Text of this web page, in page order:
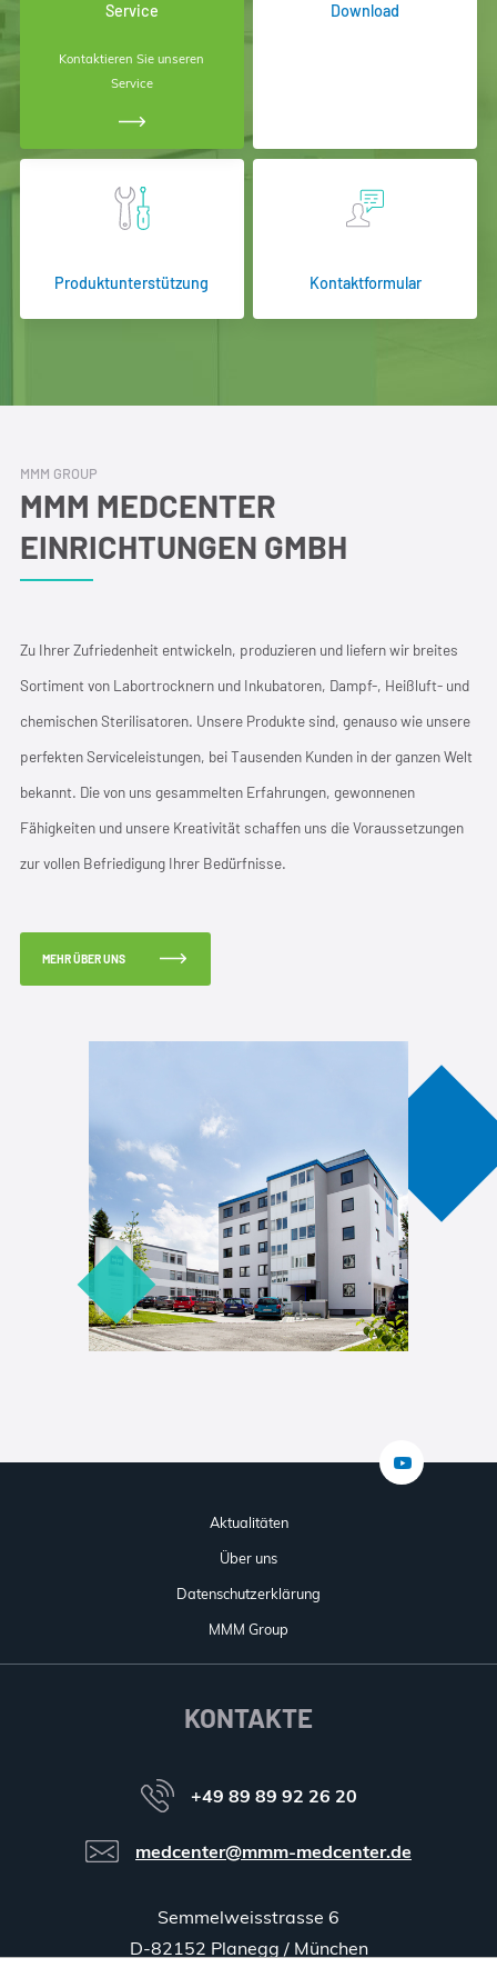
Service
Kontaktieren Sie unseren
Service
Download
Produktunterstützung Kontaktformular
MMM GROUP
MMM MEDCENTER
EINRICHTUNGEN GMBH
Zu Ihrer Zufriedenheit entwickeln, produzieren und liefern wir breites
Sortiment von Labortrocknern und Inkubatoren, Dampf-, Heißluft- und
chemischen Sterilisatoren. Unsere Produkte sind, genauso wie unsere
perfekten Serviceleistungen, bei Tausenden Kunden in der ganzen Welt
bekannt. Die von uns gesammelten Erfahrungen, gewonnenen
Fähigkeiten und unsere Kreativität schaffen uns die Voraussetzungen
zur vollen Befriedigung Ihrer Bedürfnisse.
MEHR ÜBER UNS
Aktualitäten
Über uns
Datenschutzerklärung
MMM Group
KONTAKTE
+49 89 89 92 26 20
medcenter@mmm-medcenter.de
Semmelweisstrasse 6
D-82152 Planegg / München